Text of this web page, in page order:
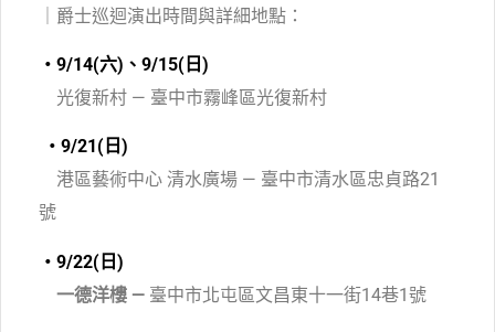
｜爵士巡迴演出時間與詳細地點：
・9/14(六)、9/15(日)
光復新村 — 臺中市霧峰區光復新村
・9/21(日)
港區藝術中心 清水廣場 — 臺中市清水區忠貞路21
號
・9/22(日)
一德洋樓 — 臺中市北屯區文昌東十一街14巷1號